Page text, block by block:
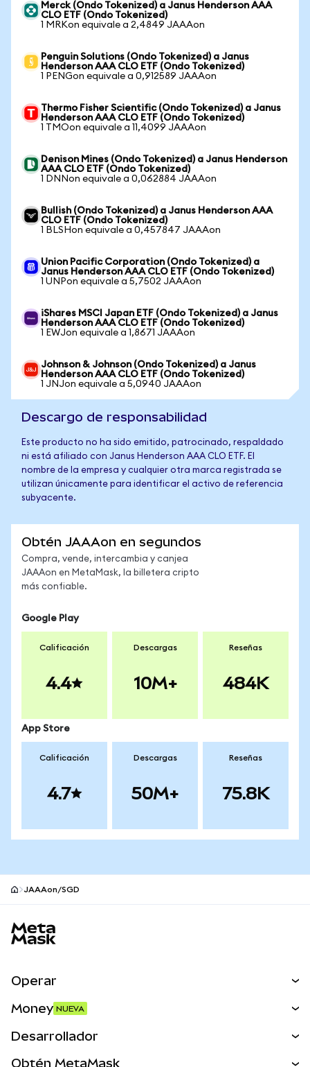
Merck (Ondo Tokenized) a Janus Henderson AAA
CLO ETF (Ondo Tokenized)
1 MRKon equivale a 2,4849 JAAAon
Penguin Solutions (Ondo Tokenized) a Janus
Henderson AAA CLO ETF (Ondo Tokenized)
1 PENGon equivale a 0,912589 JAAAon
Thermo Fisher Scientific (Ondo Tokenized) a Janus
Henderson AAA CLO ETF (Ondo Tokenized)
1 TMOon equivale a 11,4099 JAAAon
Denison Mines (Ondo Tokenized) a Janus Henderson
AAA CLO ETF (Ondo Tokenized)
1 DNNon equivale a 0,062884 JAAAon
Bullish (Ondo Tokenized) a Janus Henderson AAA
CLO ETF (Ondo Tokenized)
1 BLSHon equivale a 0,457847 JAAAon
Union Pacific Corporation (Ondo Tokenized) a
Janus Henderson AAA CLO ETF (Ondo Tokenized)
1 UNPon equivale a 5,7502 JAAAon
iShares MSCI Japan ETF (Ondo Tokenized) a Janus
Henderson AAA CLO ETF (Ondo Tokenized)
1 EWJon equivale a 1,8671 JAAAon
Johnson & Johnson (Ondo Tokenized) a Janus
Henderson AAA CLO ETF (Ondo Tokenized)
1 JNJon equivale a 5,0940 JAAAon
Descargo de responsabilidad
Este producto no ha sido emitido, patrocinado, respaldado
ni está afiliado con Janus Henderson AAA CLO ETF. El
nombre de la empresa y cualquier otra marca registrada se
utilizan únicamente para identificar el activo de referencia
subyacente.
Obtén JAAAon en segundos
Compra, vende, intercambia y canjea
JAAAon en MetaMask, la billetera cripto
más confiable.
Google Play
Calificación
4.4
Descargas
10M+
Reseñas
484K
App Store
Calificación
4.7
Descargas
50M+
Reseñas
75.8K
JAAAon/SGD
Operar
Money NUEVA
Desarrollador
Obtén MetaMask